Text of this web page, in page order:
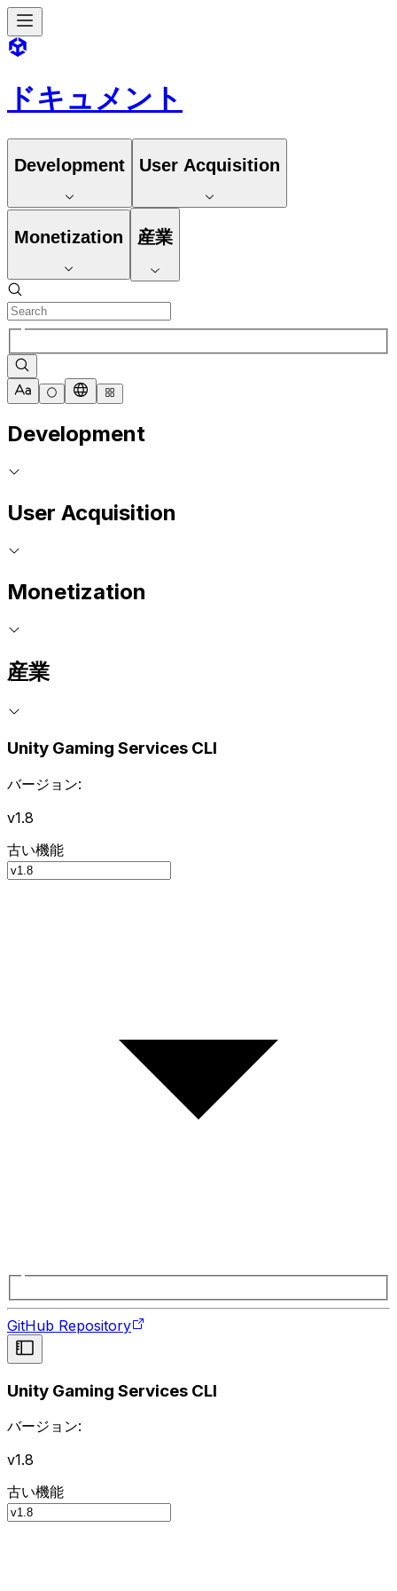
ドキュメント
Development User Acquisition
Monetization 産業
Development
User Acquisition
Monetization
産業
Unity Gaming Services CLI
バージョン:
v1.8
古い機能
GitHub Repository
Unity Gaming Services CLI
バージョン:
v1.8
古い機能